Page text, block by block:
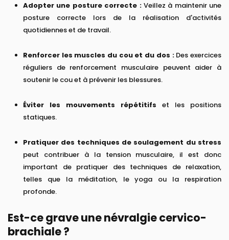
Adopter une posture correcte :Veillez à maintenir une
posture correcte lors de la réalisation d'activités
quotidiennes et de travail.
Renforcer les muscles du cou et du dos :Des exercices
réguliers de renforcement musculaire peuvent aider à
soutenir le cou et à prévenir les blessures.
Éviter les mouvements répétitifs et les positions
statiques.
Pratiquer des techniques de soulagement du stress
peut contribuer à la tension musculaire, il est donc
important de pratiquer des techniques de relaxation,
telles que la méditation, le yoga ou la respiration
profonde.
Est-ce grave une névralgie cervico-
brachiale ?